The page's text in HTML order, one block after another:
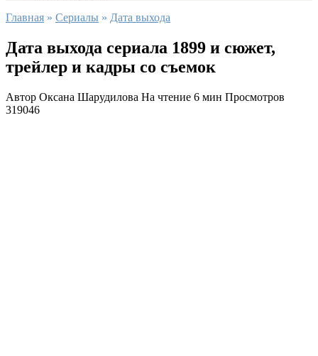
Главная » Сериалы » Дата выхода
Дата выхода сериала 1899 и сюжет,
трейлер и кадры со съемок
Автор Оксана Шарудилова На чтение 6 мин Просмотров
319046